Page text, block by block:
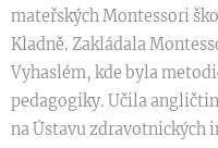
mateřských Montessori
Kladně. Zakládala
Vyhaslém, kde byla
pedagogiky. Učila
na Ústavu zdravotnických